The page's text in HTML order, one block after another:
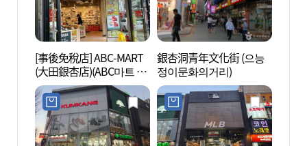
[事後免稅店] ABC-MART
(大田銀杏店)(ABC마트 SP
대전은행점)
銀杏洞青年文化街 (으능
정이문화의거리)